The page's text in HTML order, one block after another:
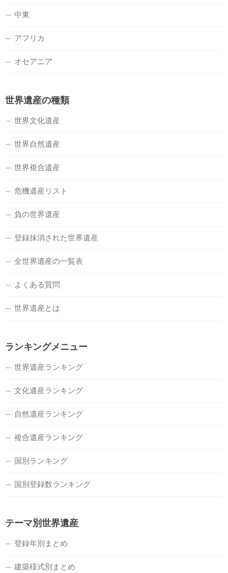
中東
アフリカ
オセアニア
世界遺産の種類
世界文化遺産
世界自然遺産
世界複合遺産
危機遺産リスト
負の世界遺産
登録抹消された世界遺産
全世界遺産の一覧表
よくある質問
世界遺産とは
ランキングメニュー
世界遺産ランキング
文化遺産ランキング
自然遺産ランキング
複合遺産ランキング
国別ランキング
国別登録数ランキング
テーマ別世界遺産
登録年別まとめ
建築様式別まとめ